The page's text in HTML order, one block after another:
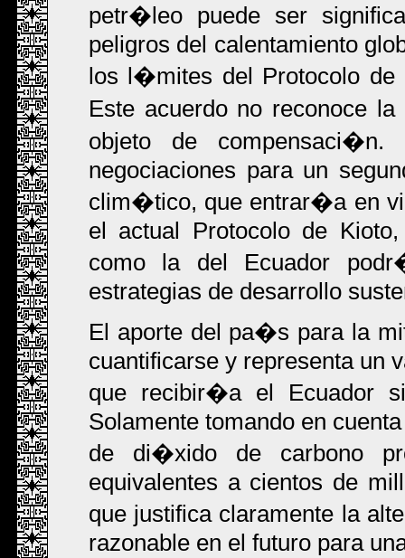
petr�leo puede ser
peligros del calentamiento
los l�mites del Protocolo de
Este acuerdo no reconoce
objeto de
negociaciones para un
clim�tico, que entrar�a en
el actual Protocolo de
como la del Ecuador
estrategias de desarrollo
El aporte del pa�s para la
cuantificarse y representa un
que recibir�a el Ecuador
Solamente tomando en
de di�xido de carbono
equivalentes a cientos de
que justifica claramente la
razonable en el futuro para